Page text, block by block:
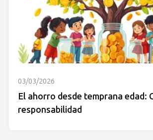
03/03/2026
El ahorro desde temprana edad:
responsabilidad